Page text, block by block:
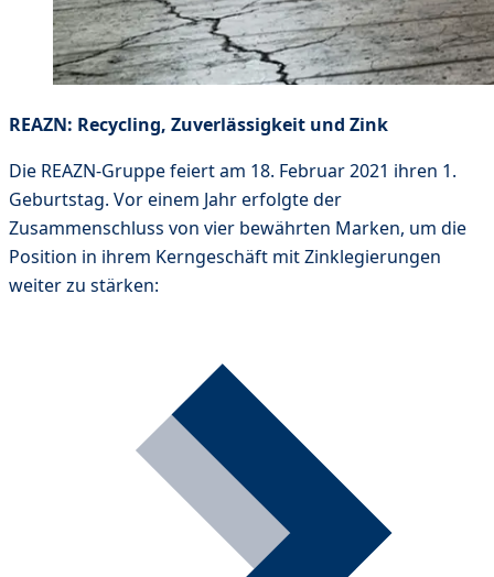
REAZN: Recycling, Zuverlässigkeit und Zink
Die REAZN-Gruppe feiert am 18. Februar 2021 ihren 1.
Geburtstag. Vor einem Jahr erfolgte der
Zusammenschluss von vier bewährten Marken, um die
Position in ihrem Kerngeschäft mit Zinklegierungen
weiter zu stärken: